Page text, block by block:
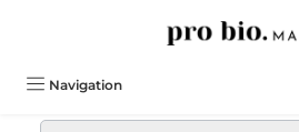
Navigation